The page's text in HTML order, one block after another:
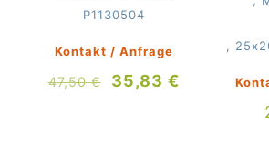
P1130504
Kontakt / Anfrage
47,50€
Ursprünglicher
35,83 € Aktueller
,